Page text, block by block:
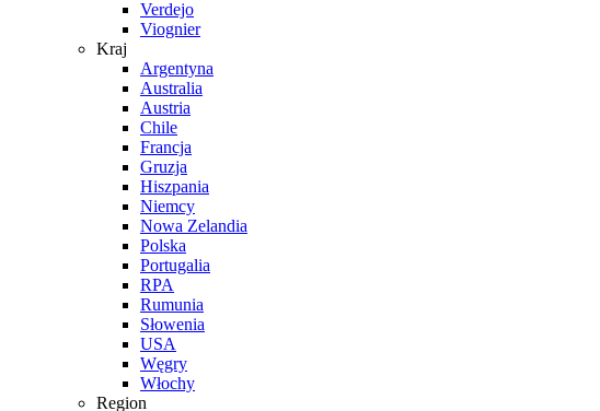
Verdejo
Viognier
Kraj
Argentyna
Australia
Austria
Chile
Francja
Gruzja
Hiszpania
Niemcy
Nowa Zelandia
Polska
Portugalia
RPA
Rumunia
Słowenia
USA
Węgry
Włochy
Region